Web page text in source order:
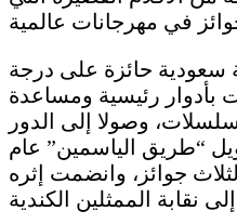
سعودية حائزة على درجة
بأدوار رئيسية ومساعدة
وصولا إلى الدور
“طريق الياسمين” عام
لثلاث جوائز، وانضمت إثره